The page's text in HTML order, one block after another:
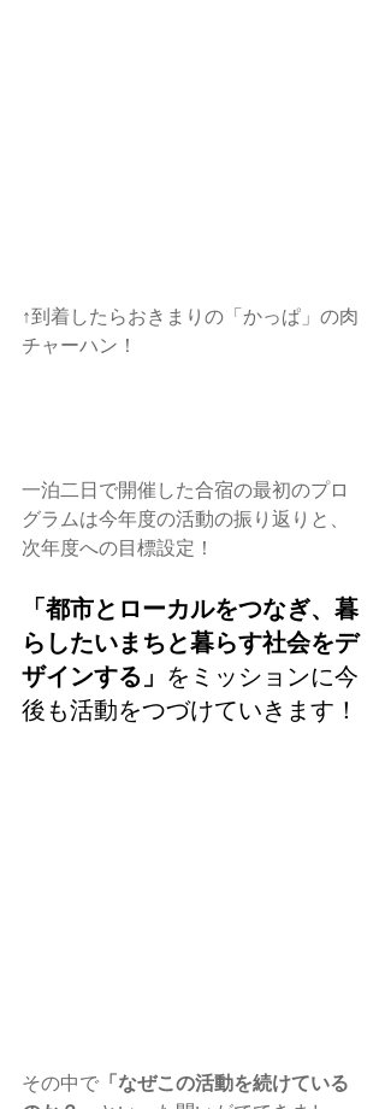
↑到着したらおきまりの「かっぱ」の肉
チャーハン！
一泊二日で開催した合宿の最初のプロ
グラムは今年度の活動の振り返りと、
次年度への目標設定！
「都市とローカルをつなぎ、暮
らしたいまちと暮らす社会をデ
ザインする」 をミッションに今
後も活動をつづけていきます！
その中で 「なぜこの活動を続けている